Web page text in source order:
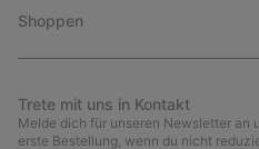
Shoppen
Trete mit uns in Kontakt
Melde dich für unseren Newsletter an
erste Bestellung, wenn du nicht